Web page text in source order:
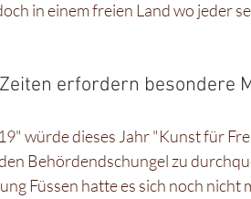
in einem freien Land wo jeder
erfordern besondere
würde dieses Jahr "Kunst für
Behördendschungel zu
Füssen hatte es sich noch nicht